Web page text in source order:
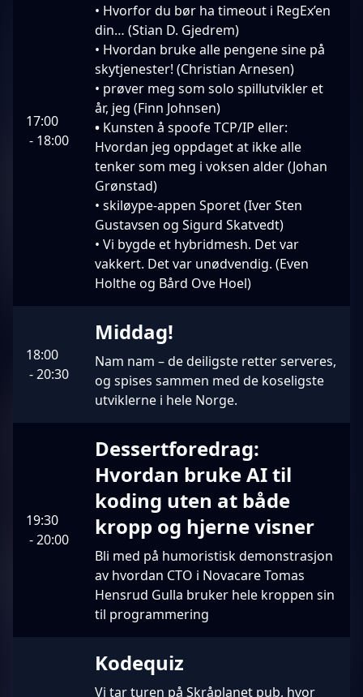
17:00
- 18:00
• Hvorfor du bør ha timeout i RegEx’en
din… (Stian D. Gjedrem)
• Hvordan bruke alle pengene sine på
skytjenester! (Christian Arnesen)
• prøver meg som solo spillutvikler et
år, jeg (Finn Johnsen)
• Kunsten å spoofe TCP/IP eller:
Hvordan jeg oppdaget at ikke alle
tenker som meg i voksen alder (Johan
Grønstad)
• skiløype-appen Sporet (Iver Sten
Gustavsen og Sigurd Skatvedt)
• Vi bygde et hybridmesh. Det var
vakkert. Det var unødvendig. (Even
Holthe og Bård Ove Hoel)
18:00
-20:30
Middag!
Nam nam – de deiligste retter serveres,
og spises sammen med de koseligste
utviklerne i hele Norge.
19:30
-20:00
Dessertforedrag:
Hvordan bruke AI til
koding uten at både
kropp og hjerne visner
Bli med på humoristisk demonstrasjon
av hvordan CTO i Novacare Tomas
Hensrud Gulla bruker hele kroppen sin
til programmering
Kodequiz
Vi tar turen på Skråplanet pub, hvor